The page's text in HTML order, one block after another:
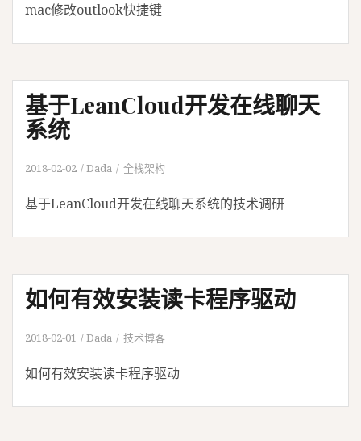
mac修改outlook快捷键
基于LeanCloud开发在线聊天
系统
2018-02-02 Dada 全栈架构
基于LeanCloud开发在线聊天系统的技术调研
如何有效安装读卡程序驱动
2018-02-01 Dada 技术博客
如何有效安装读卡程序驱动